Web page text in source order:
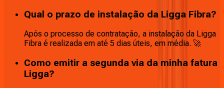
Qual o prazo de instalação da Ligga Fibra?
Após o processo de contratação, a instalação da Ligga
Fibra é realizada em até 5 dias úteis, em média. 🚀
Como emitir a segunda via da minha fatura
Ligga?